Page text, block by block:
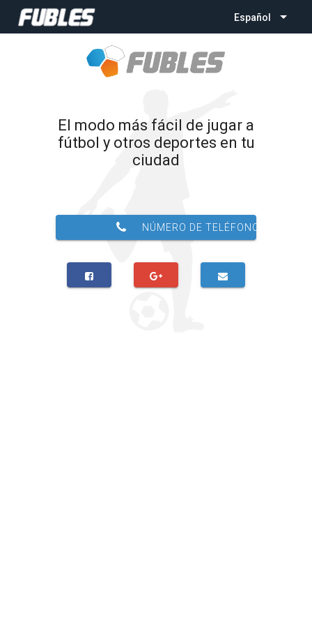
Español
El modo más fácil de jugar a
fútbol y otros deportes en tu
ciudad
NÚMERO DE TELÉFONO